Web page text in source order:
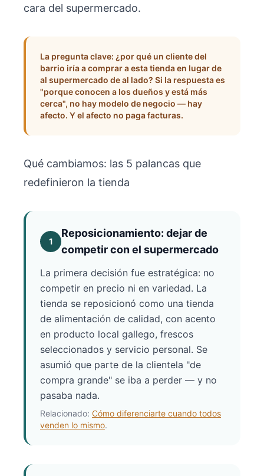
cara del supermercado.
La pregunta clave: ¿por qué un cliente del
barrio iría a comprar a esta tienda en lugar de
al supermercado de al lado? Si la respuesta es
"porque conocen a los dueños y está más
cerca", no hay modelo de negocio — hay
afecto. Y el afecto no paga facturas.
Qué cambiamos: las 5 palancas que
redefinieron la tienda
1
Reposicionamiento: dejar de
competir con el supermercado
La primera decisión fue estratégica: no
competir en precio ni en variedad. La
tienda se reposicionó como una tienda
de alimentación de calidad, con acento
en producto local gallego, frescos
seleccionados y servicio personal. Se
asumió que parte de la clientela "de
compra grande" se iba a perder — y no
pasaba nada.
Relacionado: Cómo diferenciarte cuando todos
venden lo mismo.